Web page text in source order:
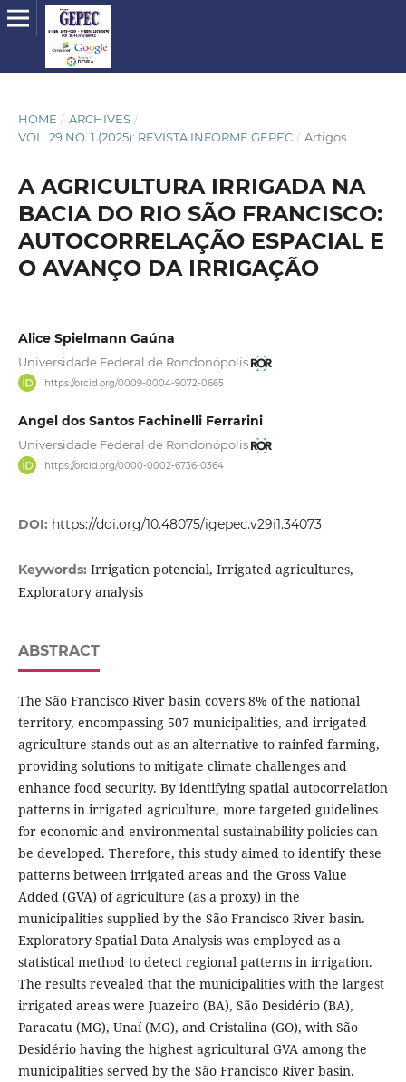
HOME / ARCHIVES /
VOL. 29 NO. 1 (2025): REVISTA INFORME GEPEC / Artigos
A AGRICULTURA IRRIGADA NA
BACIA DO RIO SÃO FRANCISCO:
AUTOCORRELAÇÃO ESPACIAL E
O AVANÇO DA IRRIGAÇÃO
Alice Spielmann Gaúna
Universidade Federal de Rondonópolis
https://orcid.org/0009-0004-9072-0665
Angel dos Santos Fachinelli Ferrarini
Universidade Federal de Rondonópolis
https://orcid.org/0000-0002-6736-0364
DOI: https://doi.org/10.48075/igepec.v29i1.34073
Keywords: Irrigation potencial, Irrigated agricultures,
Exploratory analysis
ABSTRACT
The São Francisco River basin covers 8% of the national
territory, encompassing 507 municipalities, and irrigated
agriculture stands out as an alternative to rainfed farming,
providing solutions to mitigate climate challenges and
enhance food security. By identifying spatial autocorrelation
patterns in irrigated agriculture, more targeted guidelines
for economic and environmental sustainability policies can
be developed. Therefore, this study aimed to identify these
patterns between irrigated areas and the Gross Value
Added (GVA) of agriculture (as a proxy) in the
municipalities supplied by the São Francisco River basin.
Exploratory Spatial Data Analysis was employed as a
statistical method to detect regional patterns in irrigation.
The results revealed that the municipalities with the largest
irrigated areas were Juazeiro (BA), São Desidério (BA),
Paracatu (MG), Unaí (MG), and Cristalina (GO), with São
Desidério having the highest agricultural GVA among the
municipalities served by the São Francisco River basin.